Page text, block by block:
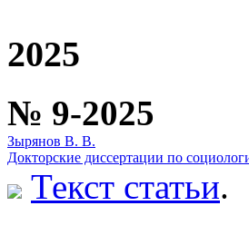
2025
№ 9-2025
Зырянов В. В.
Докторские диссертации по
Текст статьи.